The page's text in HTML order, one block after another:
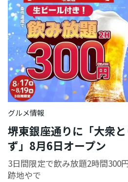
グルメ情報
堺東銀座通りに「大衆
ず」8月6日オープン
3日間限定で飲み放題2時間300
跡地やで